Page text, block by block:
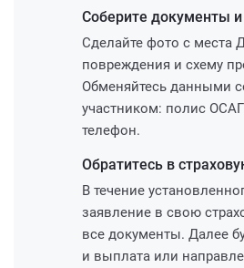
Соберите документы
Сделайте фото с места
повреждения и схему
Обменяйтесь данными
участником: полис
телефон.
Обратитесь в
В течение
заявление в свою
все документы. Далее
и выплата или